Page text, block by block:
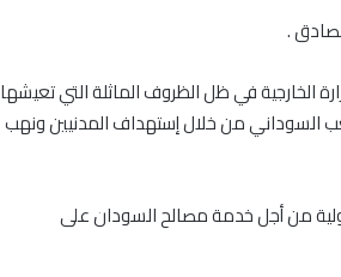
.
الخارجية في ظل الظروف الماثلة التي تعيشها
السوداني من خلال إستهداف المدنيين ونهب
من أجل خدمة مصالح السودان على